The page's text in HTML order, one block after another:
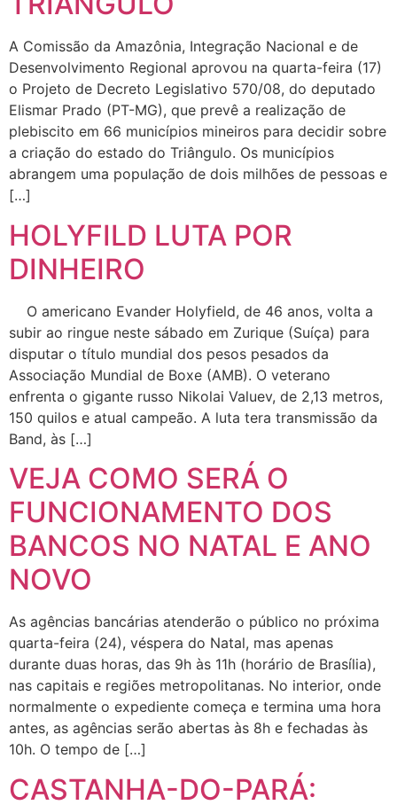
A Comissão da Amazônia, Integração Nacional e de
Desenvolvimento Regional aprovou na quarta-feira (17)
o Projeto de Decreto Legislativo 570/08, do deputado
Elismar Prado (PT-MG), que prevê a realização de
plebiscito em 66 municípios mineiros para decidir sobre
a criação do estado do Triângulo. Os municípios
abrangem uma população de dois milhões de pessoas e
[…]
HOLYFILD LUTA POR
DINHEIRO
O americano Evander Holyfield, de 46 anos, volta a
subir ao ringue neste sábado em Zurique (Suíça) para
disputar o título mundial dos pesos pesados da
Associação Mundial de Boxe (AMB). O veterano
enfrenta o gigante russo Nikolai Valuev, de 2,13 metros,
150 quilos e atual campeão. A luta tera transmissão da
Band, às […]
VEJA COMO SERÁ O
FUNCIONAMENTO DOS
BANCOS NO NATAL E ANO
NOVO
As agências bancárias atenderão o público no próxima
quarta-feira (24), véspera do Natal, mas apenas
durante duas horas, das 9h às 11h (horário de Brasília),
nas capitais e regiões metropolitanas. No interior, onde
normalmente o expediente começa e termina uma hora
antes, as agências serão abertas às 8h e fechadas às
10h. O tempo de […]
CASTANHA-DO-PARÁ: